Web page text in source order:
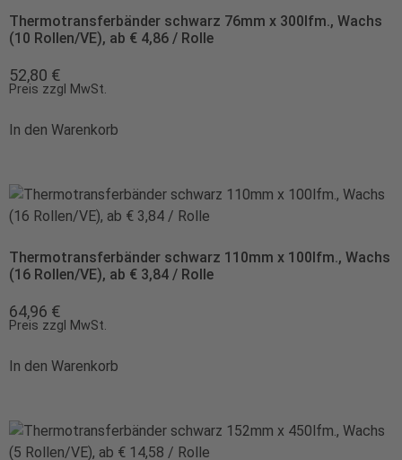
Thermotransferbänder schwarz 76mm x 300lfm., Wachs
(10 Rollen/VE), ab € 4,86 / Rolle
52,80 €
Preis zzgl MwSt.
In den Warenkorb
Thermotransferbänder schwarz 110mm x 100lfm., Wachs
(16 Rollen/VE), ab € 3,84 / Rolle
64,96 €
Preis zzgl MwSt.
In den Warenkorb